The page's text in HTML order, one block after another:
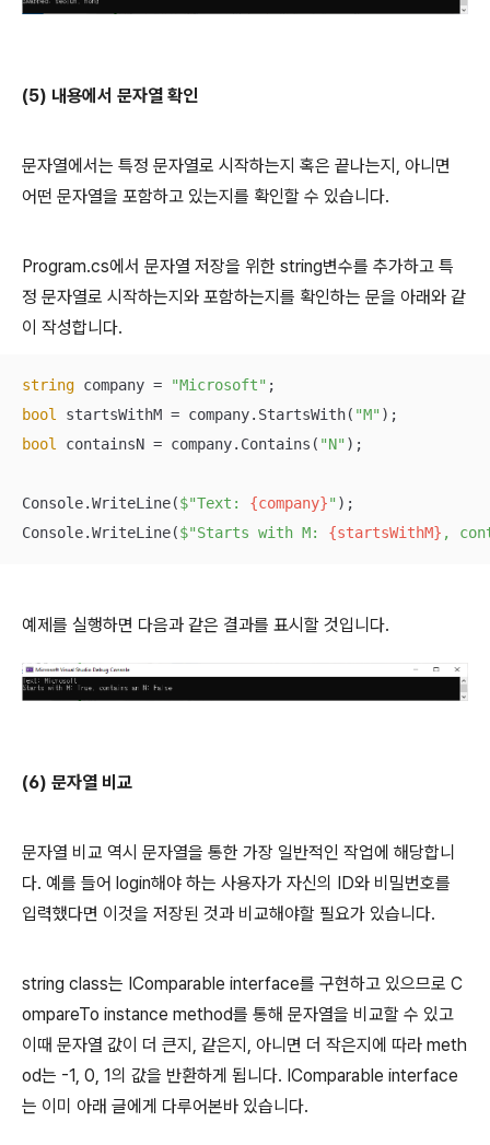
(5) 내용에서 문자열 확인
문자열에서는 특정 문자열로 시작하는지 혹은 끝나는지, 아니면
어떤 문자열을 포함하고 있는지를 확인할 수 있습니다.
Program.cs에서 문자열 저장을 위한 string변수를 추가하고 특
정 문자열로 시작하는지와 포함하는지를 확인하는 문을 아래와 같
이 작성합니다.
string company = "Microsoft"
bool
startsWithM = company.StartsWith( "M"
bool
containsN = company.Contains( "N" );
Console.WriteLine($"Text: {company}" );
Console.WriteLine($"Starts with M: {startsWithM} ,
예제를 실행하면 다음과 같은 결과를 표시할 것입니다.
(6) 문자열 비교
문자열 비교 역시 문자열을 통한 가장 일반적인 작업에 해당합니
다. 예를 들어 login해야 하는 사용자가 자신의 ID와 비밀번호를
입력했다면 이것을 저장된 것과 비교해야할 필요가 있습니다.
string class는 IComparable interface를 구현하고 있으므로 C
ompareTo instance method를 통해 문자열을 비교할 수 있고
이때 문자열 값이 더 큰지, 같은지, 아니면 더 작은지에 따라 meth
od는 -1, 0, 1의 값을 반환하게 됩니다. IComparable interface
는 이미 아래 글에게 다루어본바 있습니다.